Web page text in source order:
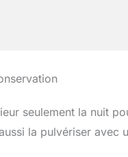
seulement la nuit
la pulvériser avec